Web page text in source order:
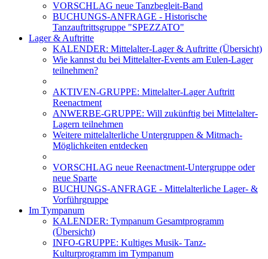
VORSCHLAG neue Tanzbegleit-Band
BUCHUNGS-ANFRAGE - Historische
Tanzauftrittsgruppe "SPEZZATO"
Lager & Auftritte
KALENDER: Mittelalter-Lager & Auftritte (Übersicht)
Wie kannst du bei Mittelalter-Events am Eulen-Lager
teilnehmen?
AKTIVEN-GRUPPE: Mittelalter-Lager Auftritt
Reenactment
ANWERBE-GRUPPE: Will zukünftig bei Mittelalter-
Lagern teilnehmen
Weitere mittelalterliche Untergruppen & Mitmach-
Möglichkeiten entdecken
VORSCHLAG neue Reenactment-Untergruppe oder
neue Sparte
BUCHUNGS-ANFRAGE - Mittelalterliche Lager- &
Vorführgruppe
Im Tympanum
KALENDER: Tympanum Gesamtprogramm
(Übersicht)
INFO-GRUPPE: Kultiges Musik- Tanz-
Kulturprogramm im Tympanum